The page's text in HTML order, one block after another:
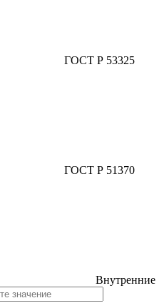
ГОСТ Р 53325
ГОСТ Р 51370
Внутренние